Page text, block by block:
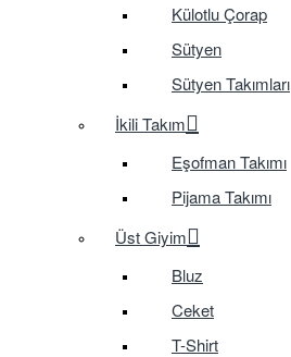
Külotlu Çorap
Sütyen
Sütyen Takımları
İkili Takım
Eşofman Takımı
Pijama Takımı
Üst Giyim
Bluz
Ceket
T-Shirt